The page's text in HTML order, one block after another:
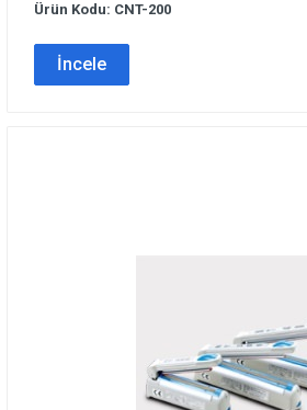
Ürün Kodu: CNT-200
İncele